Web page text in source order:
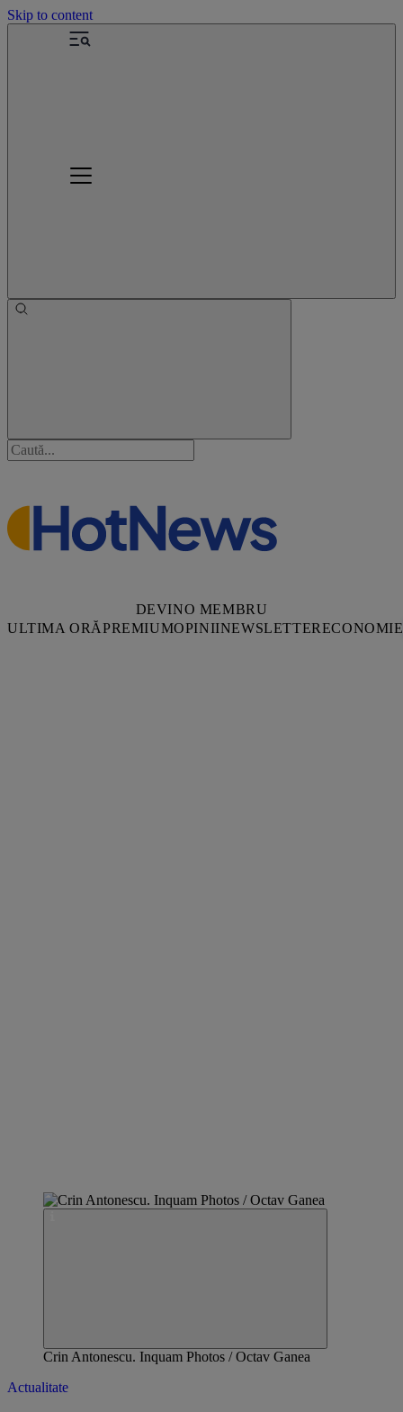
Skip to content
DEVINO MEMBRU
ULTIMA ORĂPREMIUMOPINIINEWSLETTERECONOMIE
Crin Antonescu. Inquam Photos / Octav Ganea
Actualitate